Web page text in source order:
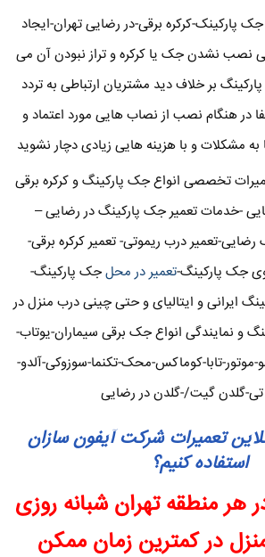
پارکینک-کرکره برقی-در رضایی تهران-ایجاد
نشدن جک یا کرکره و تراز نبودن آن می
بر خلاف دید مشتریان ارتباطی به تردد
در هنگام نصب از نصاب هایی مورد اعتماد و
به مشکلات و با هزینه هایی زیادی دچار نشوید
تخصصی انواع جک پارکینگ و کرکره برقی
-خدمات تعمیر جک پارکینگ در رضایی –
رضایی-تعمیر درب ریموتی- تعمیر کرکره برقی-
جک پارکینگ-تعمیر در محلجک پارکینگ-
ایرانی و ایتالیای و حتی چینی درب منزل در
و نمایندگی انواع جک برقی سیماران-یوتاب-
موتور-تابا-کوماکس-محک-تکنما-سوزوکی-آلدو-
گلدن گیت/-گلدن در رضایی
تعمیرات شرکت آیفون سازان
استفاده کنیم؟
هر منطقه تهران شبانه روزی
در کمترین زمان ممکن